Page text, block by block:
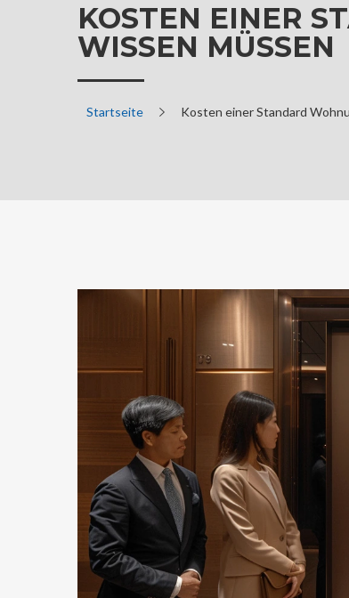
KOSTEN EINER
WISSEN MÜSSEN
Startseite Kosten einer Standard